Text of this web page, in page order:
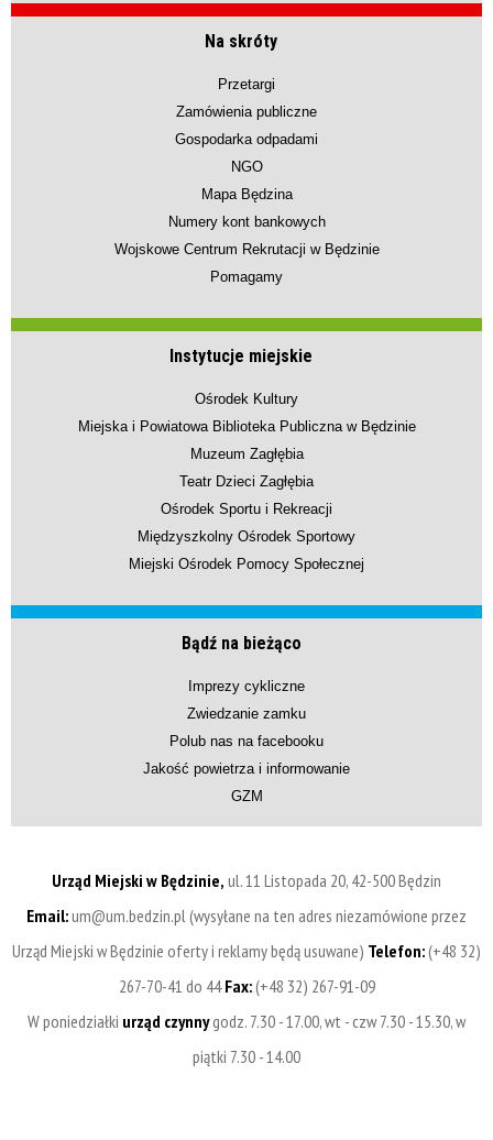
Na skróty
Przetargi
Zamówienia publiczne
Gospodarka odpadami
NGO
Mapa Będzina
Numery kont bankowych
Wojskowe Centrum Rekrutacji w Będzinie
Pomagamy
Instytucje miejskie
Ośrodek Kultury
Miejska i Powiatowa Biblioteka Publiczna w Będzinie
Muzeum Zagłębia
Teatr Dzieci Zagłębia
Ośrodek Sportu i Rekreacji
Międzyszkolny Ośrodek Sportowy
Miejski Ośrodek Pomocy Społecznej
Bądź na bieżąco
Imprezy cykliczne
Zwiedzanie zamku
Polub nas na facebooku
Jakość powietrza i informowanie
GZM
Urząd Miejski w Będzinie, ul. 11 Listopada 20, 42-500 Będzin
Email:um@um.bedzin.pl (wysyłane na ten adres niezamówione przez
Urząd Miejski w Będzinie oferty i reklamy będą usuwane) Telefon:(+48 32)
267-70-41 do 44Fax:(+48 32) 267-91-09
W poniedziałki urząd czynnygodz. 7.30 - 17.00, wt - czw 7.30 - 15.30, w
piątki 7.30 - 14.00